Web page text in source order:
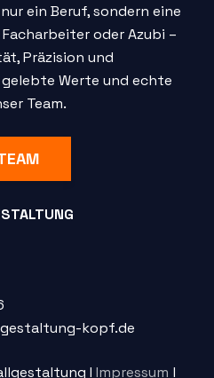
ein Beruf, sondern eine
oder Azubi –
Präzision und
Werte und echte
Team.
kopf.de
IImpressum l